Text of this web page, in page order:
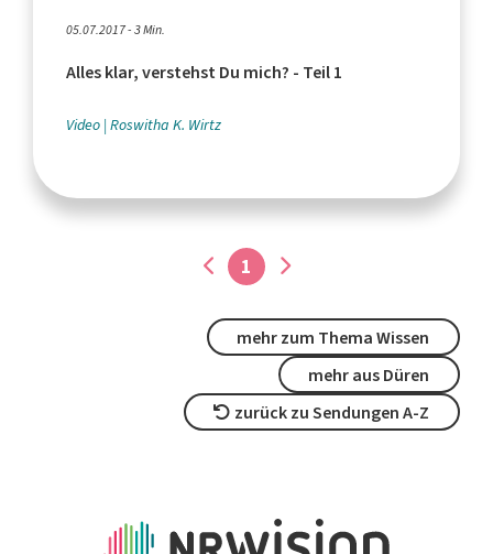
05.07.2017 - 3 Min.
Alles klar, verstehst Du mich? - Teil 1
Video Roswitha K. Wirtz
1
mehr zum Thema Wissen
mehr aus Düren
zurück zu Sendungen A-Z